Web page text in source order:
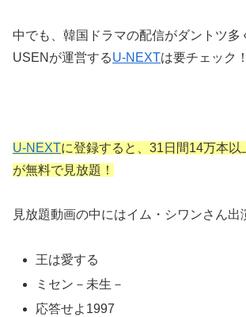
中でも、韓国ドラマの配信がダントツ多
USENが運営するU-NEXTは要チェック！
U-NEXTに登録すると、31日間14万本以
が無料で見放題！
見放題動画の中にはイム・シワンさん出
王は愛する
ミセン－未生－
応答せよ1997